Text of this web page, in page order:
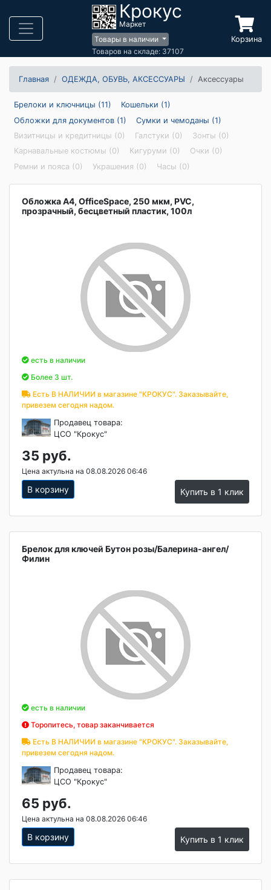
Крокус
Маркет
Товары в наличии
Товаров на складе: 37107
Корзина
Главная ОДЕЖДА, ОБУВЬ, АКСЕССУАРЫ Аксессуары
Брелоки и ключницы (11)
Кошельки (1)
Обложки для документов (1)
Сумки и чемоданы (1)
Визитницы и кредитницы (0)
Галстуки (0)
Зонты (0)
Карнавальные костюмы (0)
Кигуруми (0)
Очки (0)
Ремни и пояса (0)
Украшения (0) Часы (0)
Обложка А4, OfficeSpace, 250 мкм, PVC,
прозрачный, бесцветный пластик, 100л
есть в наличии
Более 3 шт.
Есть В НАЛИЧИИ в магазине "КРОКУС". Заказывайте,
привезем сегодня надом.
Продавец товара:
ЦСО "Крокус"
35 руб.
Цена актульна на 08.08.2026 06:46
В корзину Купить в 1 клик
Брелок для ключей Бутон розы/Балерина-ангел/
Филин
есть в наличии
Торопитесь, товар заканчивается
Есть В НАЛИЧИИ в магазине "КРОКУС". Заказывайте,
привезем сегодня надом.
Продавец товара:
ЦСО "Крокус"
65 руб.
Цена актульна на 08.08.2026 06:46
В корзину Купить в 1 клик